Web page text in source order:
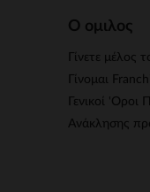
Ο ομιλος
Γίνετε μέλος
Γίνομαι
Γενικοί
Ανάκλησης